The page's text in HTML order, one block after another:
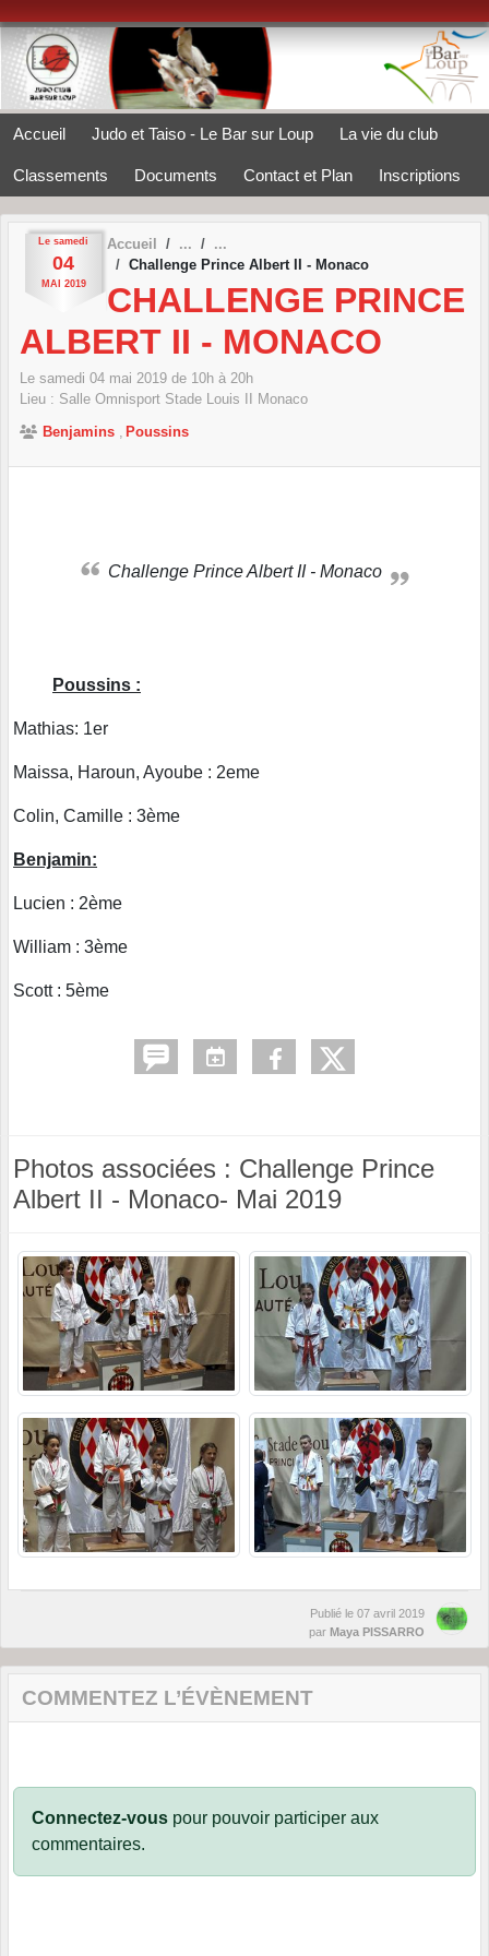
Accueil Judo et Taiso - Le Bar sur Loup La vie du club
Classements Documents Contact et Plan Inscriptions
Le samedi
04
MAI 2019
Accueil
Challenge Prince Albert II - Monaco
CHALLENGE PRINCE
ALBERT II - MONACO
Le samedi 04 mai 2019 de 10h à 20h
Lieu : Salle Omnisport Stade Louis II
Monaco
Benjamins
Poussins
Challenge Prince Albert II - Monaco
Poussins :
Mathias: 1er
Maissa, Haroun, Ayoube : 2eme
Colin, Camille : 3ème
Benjamin:
Lucien : 2ème
William : 3ème
Scott : 5ème
Photos associées : Challenge Prince
Albert II - Monaco- Mai 2019
Publié le 07 avril 2019
par Maya PISSARRO
COMMENTEZ L’ÉVÈNEMENT
Connectez-vous pour pouvoir participer aux
commentaires.